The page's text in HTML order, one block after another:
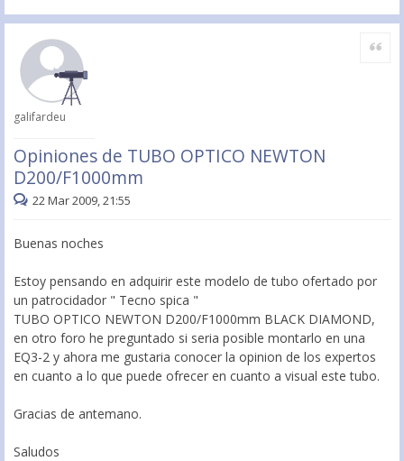
galifardeu
Opiniones de TUBO OPTICO NEWTON
D200/F1000mm
Citar
22 Mar 2009, 21:55
Buenas noches
Estoy pensando en adquirir este modelo de tubo ofertado por
un patrocidador " Tecno spica "
TUBO OPTICO NEWTON D200/F1000mm BLACK DIAMOND,
en otro foro he preguntado si seria posible montarlo en una
EQ3-2 y ahora me gustaria conocer la opinion de los expertos
en cuanto a lo que puede ofrecer en cuanto a visual este tubo.
Gracias de antemano.
Saludos